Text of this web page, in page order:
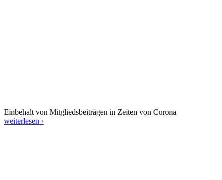
Einbehalt von Mitgliedsbeiträgen in Zeiten von Corona
weiterlesen ›